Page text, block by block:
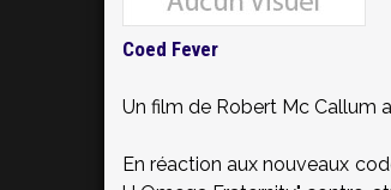
Coed Fever
Un film de Robert Mc Callum
En réaction aux nouveaux